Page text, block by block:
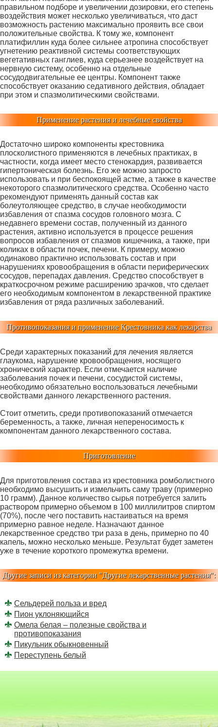
правильном подборе и увеличении дозировки, его степень
воздействия может несколько увеличиваться, что даст
возможность растению максимально проявить все свои
положительные свойства. К тому же, компонент
платифиллин куда более сильнее атропина способствует
угнетению реактивной системы соответствующих
вегетативных ганглиев, куда серьезнее воздействует на
нервную систему, особенно на отдельные
сосудодвигательные ее центры. Компонент также
способствует оказанию седативного действия, обладает
при этом и спазмолитическими свойствами.
Применение растения и лечебные свойства
Достаточно широко компоненты крестовника
плосколистного применяются в лечебных практиках, в
частности, когда имеет место стенокардия, развивается
гипертоническая болезнь. Его же можно запросто
использовать и при беспокоящей астме, а также в качестве
некоторого спазмолитического средства. Особенно часто
рекомендуют применять данный состав как
болеутоляющее средство, в случае необходимости
избавления от спазма сосудов головного мозга. С
недавнего времени состав, полученный из данного
растения, активно используется в процессе решения
вопросов избавления от спазмов кишечника, а также, при
коликах в области почек, печени. К примеру, можно
одинаково практично использовать состав и при
нарушениях кровообращения в области периферических
сосудов, перепадах давления. Средство способствует в
краткосрочном режиме расширению зрачков, что сделает
его необходимым компонентом в лекарственной практике
избавления от ряда различных заболеваний.
Противопоказания и применение Крестовника как лекарства
Среди характерных показаний для лечения является
глаукома, нарушение кровообращения, носящего
хронический характер. Если отмечается наличие
заболевания почек и печени, сосудистой системы,
необходимо обязательно воспользоваться лечебными
свойствами данного лекарственного растения.
Стоит отметить, среди противопоказаний отмечается
беременность, а также, личная непереносимость к
компонентам данного лекарственного состава.
Приготовление
Для приготовления состава из крестовника ромболистного
необходимо высушить и измельчить саму траву (примерно
10 грамм). Данное количество сырья потребуется залить
раствором примерно объемом в 100 миллилитров спиртом
(70%), после чего поставить настаиваться на время
примерно равное неделе. Назначают данное
лекарственное средство три раза в день, примерно по 40
капель, можно несколько меньше. Результат будет заметен
уже в течение короткого промежутка времени.
Другие записи из категории "Другие лекарственные растения":
Сельдерей польза и вред
Пион уклоняющийся
Омела белая – полезные свойства и
противопоказания
Пикульник обыкновенный
Переступень белый